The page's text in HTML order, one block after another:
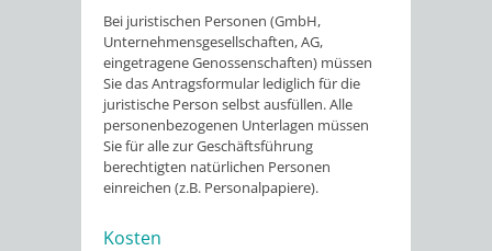
Bei juristischen Personen (GmbH,
Unternehmensgesellschaften, AG,
eingetragene Genossenschaften) müssen
Sie das Antragsformular lediglich für die
juristische Person selbst ausfüllen. Alle
personenbezogenen Unterlagen müssen
Sie für alle zur Geschäftsführung
berechtigten natürlichen Personen
einreichen (z.B. Personalpapiere).
Kosten